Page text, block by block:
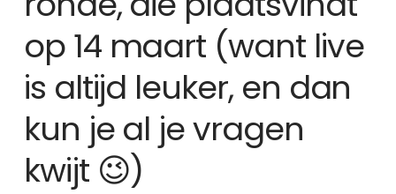
op 14 maart (want live
is altijd leuker, en dan
kun je al je vragen
kwijt 😉)